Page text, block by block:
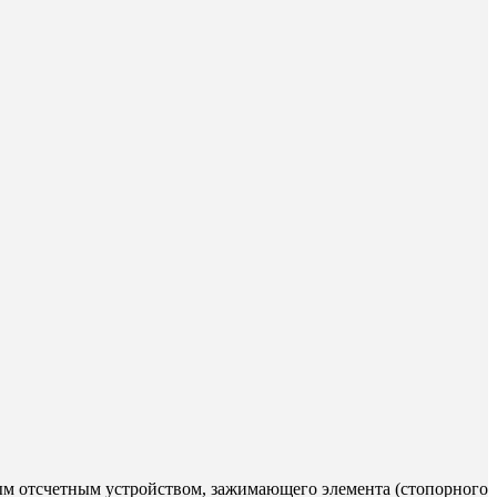
устройством, зажимающего элемента (стопорного